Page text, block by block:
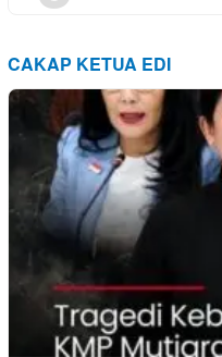
CAKAP KETUA EDI